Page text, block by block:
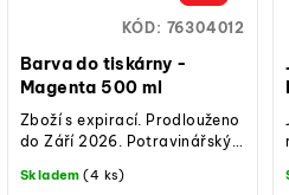
Barva do tiskárny -
Magenta 500 ml
Skladem (4 ks)
Zboží s expirací. Prodlouženo
do Září 2026. Potravinářský
jedlý/fondánový papír do
KÓD: 76304012